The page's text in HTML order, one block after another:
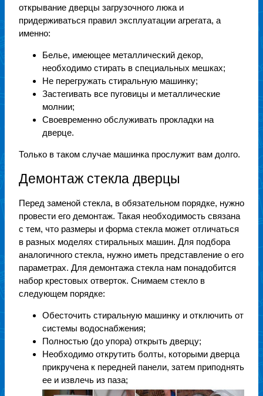
открывание дверцы загрузочного люка и
придерживаться правил эксплуатации агрегата, а
именно:
Белье, имеющее металлический декор,
необходимо стирать в специальных мешках;
Не перегружать стиральную машинку;
Застегивать все пуговицы и металлические
молнии;
Своевременно обслуживать прокладки на
дверце.
Только в таком случае машинка прослужит вам долго.
Демонтаж стекла дверцы
Перед заменой стекла, в обязательном порядке, нужно
провести его демонтаж. Такая необходимость связана
с тем, что размеры и форма стекла может отличаться
в разных моделях стиральных машин. Для подбора
аналогичного стекла, нужно иметь представление о его
параметрах. Для демонтажа стекла нам понадобится
набор крестовых отверток. Снимаем стекло в
следующем порядке:
Обесточить стиральную машинку и отключить от
системы водоснабжения;
Полностью (до упора) открыть дверцу;
Необходимо открутить болты, которыми дверца
прикручена к передней панели, затем приподнять
ее и извлечь из паза;